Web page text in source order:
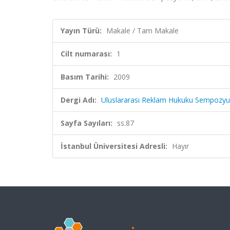
Yayın Türü: Makale / Tam Makale
Cilt numarası: 1
Basım Tarihi: 2009
Dergi Adı: Uluslararası Reklam Hukuku
Sayfa Sayıları: ss.87
İstanbul Üniversitesi Adresli: Hayır